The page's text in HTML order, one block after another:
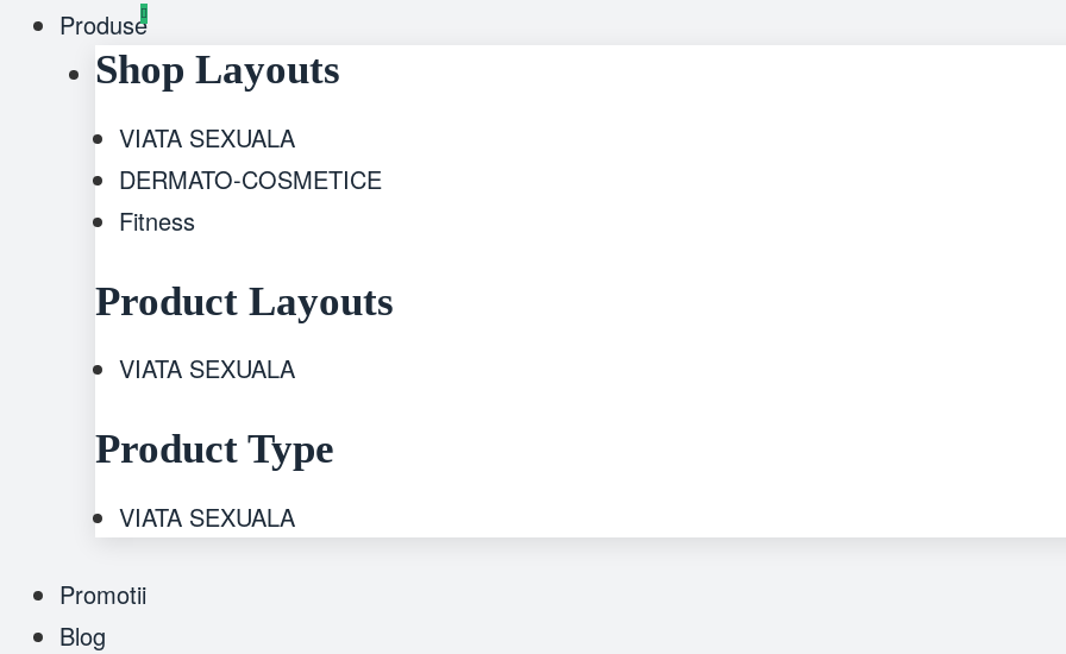
Produse
Shop Layouts
VIATA SEXUALA
DERMATO-COSMETICE
Fitness
Product Layouts
VIATA SEXUALA
Product Type
VIATA SEXUALA
Promotii
Blog